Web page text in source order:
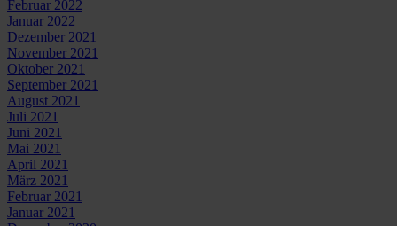
Februar 2022
Januar 2022
Dezember 2021
November 2021
Oktober 2021
September 2021
August 2021
Juli 2021
Juni 2021
Mai 2021
April 2021
März 2021
Februar 2021
Januar 2021